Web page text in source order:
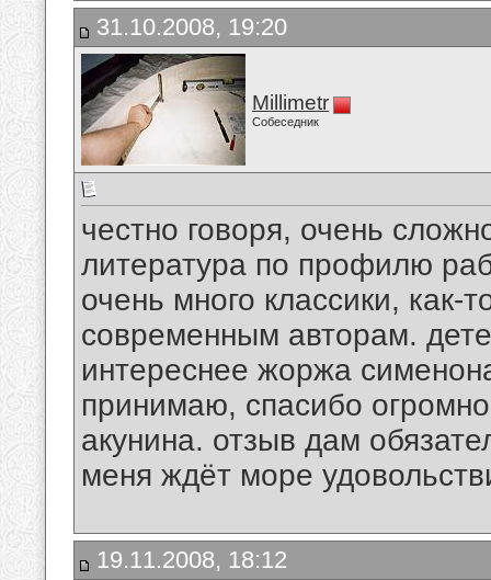
31.10.2008, 19:20
Millimetr
Собеседник
честно говоря, очень
литература по профилю
очень много классики, как-
современным авторам.
интереснее жоржа
принимаю, спасибо
акунина. отзыв дам
меня ждёт море
19.11.2008, 18:12